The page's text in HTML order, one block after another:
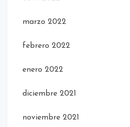
marzo 2022
febrero 2022
enero 2022
diciembre 2021
noviembre 2021